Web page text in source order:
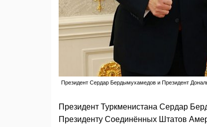
Президент Сердар Бердымухамедов и Президент
Президент Туркменистана Сердар
Президенту Соединённых Штатов